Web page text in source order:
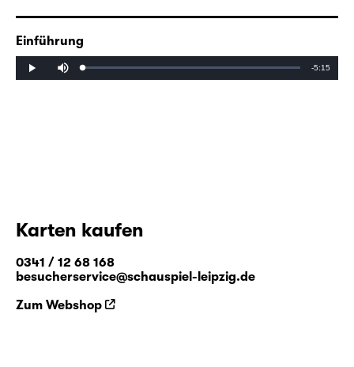
Zusatzhinweise zu sensiblen Inhalten in „Der
Sturm“ finden Sie
Einführung
Play Loaded:
Progress:
Remaining
-5:15
Karten kaufen
0341 / 12 68 168
besucherservice@schauspiel-leipzig.de
Zum Webshop